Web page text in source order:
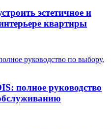
эстетичное и
квартиры
полное руководство